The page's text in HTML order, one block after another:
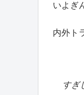
いよぎ
内外ト
すぎ